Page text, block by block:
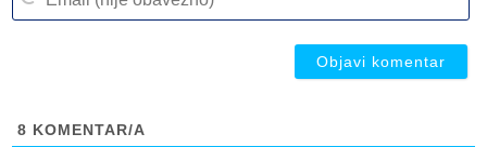
8 KOMENTAR/A